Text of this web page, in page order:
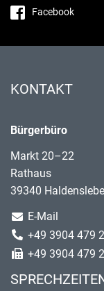
Facebook
KONTAKT
Bürgerbüro
Markt 20–22
Rathaus
39340
E-Mail
+49 3904 479
+49 3904 479